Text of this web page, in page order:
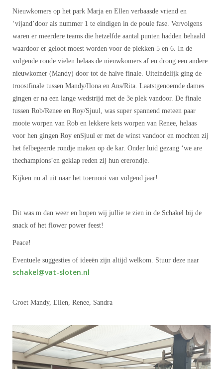
Nieuwkomers op het park Marja en Ellen verbaasde vriend en
‘vijand’door als nummer 1 te eindigen in de poule fase. Vervolgens
waren er meerdere teams die hetzelfde aantal punten hadden behaald
waardoor er geloot moest worden voor de plekken 5 en 6. In de
volgende ronde vielen helaas de nieuwkomers af en drong een andere
nieuwkomer (Mandy) door tot de halve finale. Uiteindelijk ging de
troostfinale tussen Mandy/Ilona en Ans/Rita. Laatstgenoemde dames
gingen er na een lange wedstrijd met de 3e plek vandoor. De finale
tussen Rob/Renee en Roy/Sjuul, was super spannend meteen paar
mooie worpen van Rob en lekkere kets worpen van Renee, helaas
voor hen gingen Roy enSjuul er met de winst vandoor en mochten zij
het felbegeerde rondje maken op de kar. Onder luid gezang ‘we are
thechampions’en geklap reden zij hun ererondje.
Kijken nu al uit naar het toernooi van volgend jaar!
Dit was m dan weer en hopen wij jullie te zien in de Schakel bij de
snack of het flower power feest!
Peace!
Eventuele suggesties of ideeën zijn altijd welkom. Stuur deze naar
lekahcs@vat-sloten.nl
Groet Mandy, Ellen, Renee, Sandra